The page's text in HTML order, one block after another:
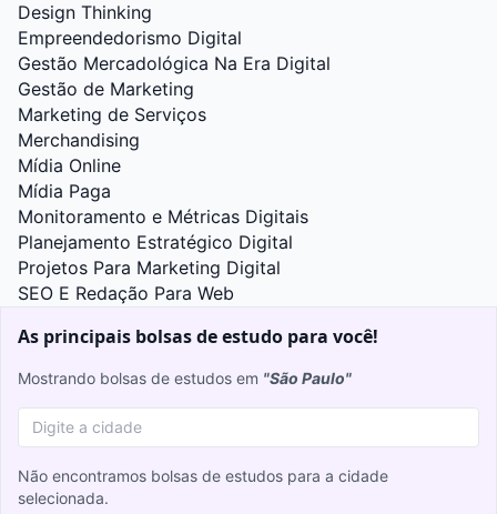
Design Thinking
Empreendedorismo Digital
Gestão Mercadológica Na Era Digital
Gestão de Marketing
Marketing de Serviços
Merchandising
Mídia Online
Mídia Paga
Monitoramento e Métricas Digitais
Planejamento Estratégico Digital
Projetos Para Marketing Digital
SEO E Redação Para Web
As principais bolsas de estudo para você!
Mostrando bolsas de estudos em "São Paulo"
Não encontramos bolsas de estudos para a cidade
selecionada.